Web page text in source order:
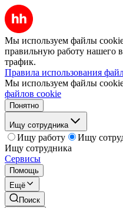
Мы используем файлы
правильную работу нашего
трафик.
Правила использования
Мы используем файлы
файлов cookie
Понятно
Ищу сотрудника
Ищу работу
Ищу
Ищу сотрудника
Сервисы
Помощь
Ещё
Поиск